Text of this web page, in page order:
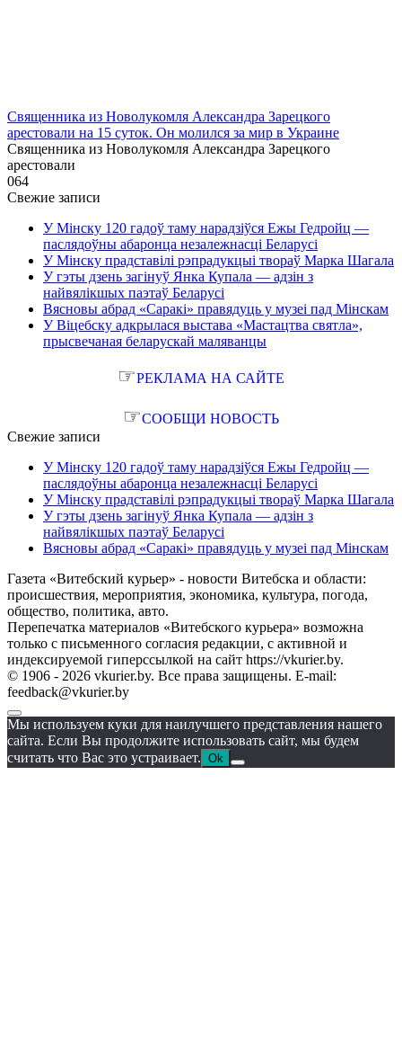
Священника из Новолукомля Александра Зарецкого
арестовали на 15 суток. Он молился за мир в Украине
Священника из Новолукомля Александра Зарецкого
арестовали
064
Свежие записи
У Мінску 120 гадоў таму нарадзіўся Ежы Гедройц —
паслядоўны абаронца незалежнасці Беларусі
У Мінску прадставілі рэпрадукцыі твораў Марка Шагала
У гэты дзень загінуў Янка Купала — адзін з
найвялікшых паэтаў Беларусі
Вясновы абрад «Саракі» правядуць у музеі пад Мінскам
У Віцебску адкрылася выстава «Мастацтва святла»,
прысвечаная беларускай маляванцы
☞РЕКЛАМА НА САЙТЕ
☞СООБЩИ НОВОСТЬ
Свежие записи
У Мінску 120 гадоў таму нарадзіўся Ежы Гедройц —
паслядоўны абаронца незалежнасці Беларусі
У Мінску прадставілі рэпрадукцыі твораў Марка Шагала
У гэты дзень загінуў Янка Купала — адзін з
найвялікшых паэтаў Беларусі
Вясновы абрад «Саракі» правядуць у музеі пад Мінскам
Газета «Витебский курьер» - новости Витебска и области:
происшествия, мероприятия, экономика, культура, погода,
общество, политика, авто.
Перепечатка материалов «Витебского курьера» возможна
только с письменного согласия редакции, с активной и
индексируемой гиперссылкой на сайт https://vkurier.by.
© 1906 - 2026 vkurier.by. Все права защищены. E-mail:
feedback@vkurier.by
Мы используем куки для наилучшего представления нашего
сайта. Если Вы продолжите использовать сайт, мы будем
считать что Вас это устраивает. Ok